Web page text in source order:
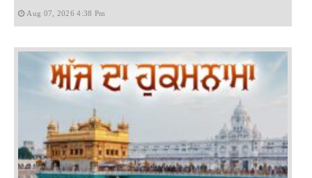
Aug 07, 2026 4:38 Pm